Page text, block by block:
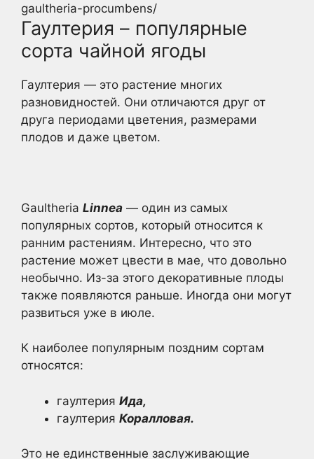
gaultheria-procumbens/
Гаултерия – популярные
сорта чайной ягоды
Гаултерия — это растение многих
разновидностей. Они отличаются друг от
друга периодами цветения, размерами
плодов и даже цветом.
Gaultheria Linnea — один из самых
популярных сортов, который относится к
ранним растениям. Интересно, что это
растение может цвести в мае, что довольно
необычно. Из-за этого декоративные плоды
также появляются раньше. Иногда они могут
развиться уже в июле.
К наиболее популярным поздним сортам
относятся:
гаултерия Ида,
гаултерия Коралловая.
Это не единственные заслуживающие